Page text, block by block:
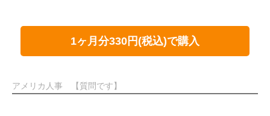
1ヶ月分330円(税込)で購入
アメリカ人事 【質問です】